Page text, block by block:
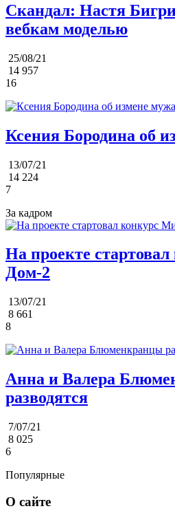
Скандал: Настя
вебкам моделью
25/08/21
14 957
16
Ксения Бородина об
13/07/21
14 224
7
За кадром
На проекте
Дом-2
13/07/21
8 661
8
Анна и Валера
разводятся
7/07/21
8 025
6
Популярные
О сайте